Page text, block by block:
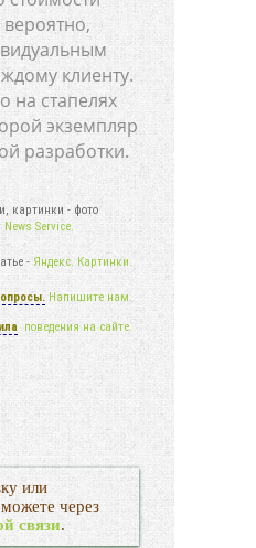
вероятно,
клиенту.
на стапелях
экземпляр
разработки.
картинки - фото
News Service.
- Яндекс. Картинки.
Напишите нам.
поведения на сайте.
или
через
связи.